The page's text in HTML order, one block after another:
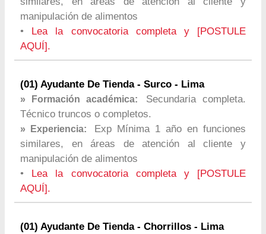
manipulación de alimentos
•
Lea la convocatoria completa y [POSTULE
AQUÍ].
(01) Ayudante De Tienda - Surco - Lima
» Formación académica:
Secundaria completa.
Técnico truncos o completos.
» Experiencia:
Exp Mínima 1 año en funciones
similares, en áreas de atención al cliente y
manipulación de alimentos
•
Lea la convocatoria completa y [POSTULE
AQUÍ].
(01) Ayudante De Tienda - Chorrillos - Lima